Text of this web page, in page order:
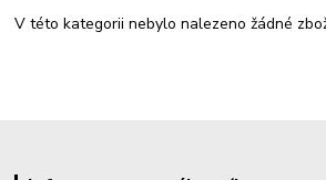
V této kategorii nebylo nalezeno žádné